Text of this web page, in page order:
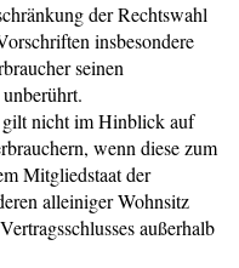
der Rechtswahl
insbesondere
seinen
gilt nicht im Hinblick auf
wenn diese zum
Mitgliedstaat der
alleiniger Wohnsitz
außerhalb